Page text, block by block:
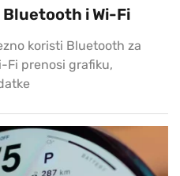
i Wi-Fi
koristi Bluetooth za
Fi prenosi grafiku,